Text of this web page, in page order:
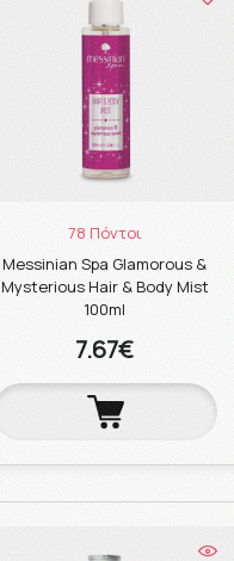
78 Πόντοι
Messinian Spa Glamorous &
Mysterious Hair & Body Mist
100ml
7.67€